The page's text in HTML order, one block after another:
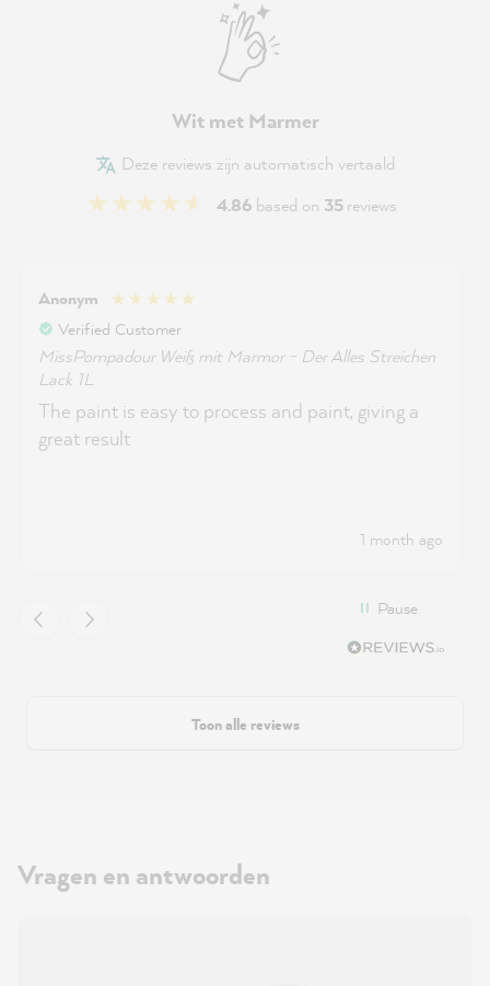
Wit met Marmer
Deze reviews zijn automatisch vertaald
4.86 based on 35reviews
Anonym
Verified Customer
MissPompadour Weiß mit Marmor - Der Alles Streichen
Lack 1L
The paint is easy to process and paint, giving a
great result
1 month ago
Pause
Toon alle reviews
Vragen en antwoorden